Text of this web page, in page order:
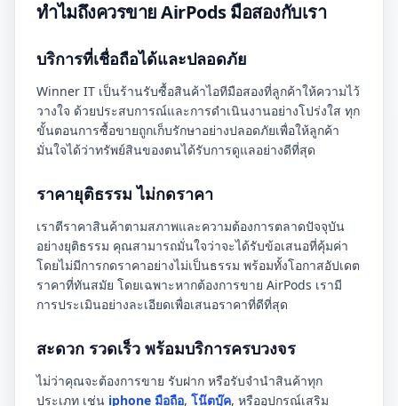
ทำไมถึงควรขาย AirPods มือสองกับเรา
บริการที่เชื่อถือได้และปลอดภัย
Winner IT เป็นร้านรับซื้อสินค้าไอทีมือสองที่ลูกค้าให้ความไว้
วางใจ ด้วยประสบการณ์และการดำเนินงานอย่างโปร่งใส ทุก
ขั้นตอนการซื้อขายถูกเก็บรักษาอย่างปลอดภัยเพื่อให้ลูกค้า
มั่นใจได้ว่าทรัพย์สินของตนได้รับการดูแลอย่างดีที่สุด
ราคายุติธรรม ไม่กดราคา
เราตีราคาสินค้าตามสภาพและความต้องการตลาดปัจจุบัน
อย่างยุติธรรม คุณสามารถมั่นใจว่าจะได้รับข้อเสนอที่คุ้มค่า
โดยไม่มีการกดราคาอย่างไม่เป็นธรรม พร้อมทั้งโอกาสอัปเดต
ราคาที่ทันสมัย โดยเฉพาะหากต้องการขาย AirPods เรามี
การประเมินอย่างละเอียดเพื่อเสนอราคาที่ดีที่สุด
สะดวก รวดเร็ว พร้อมบริการครบวงจร
ไม่ว่าคุณจะต้องการขาย รับฝาก หรือรับจำนำสินค้าทุก
ประเภท เช่น iphone มือถือ, โน๊ตบุ๊ค, หรืออุปกรณ์เสริม